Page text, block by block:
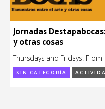
Jornadas
y otras cosas
Thursdays and Fridays.
SIN CATEGORÍA